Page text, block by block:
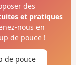
des
et pratiques
nous en
de pouce !
de pouce